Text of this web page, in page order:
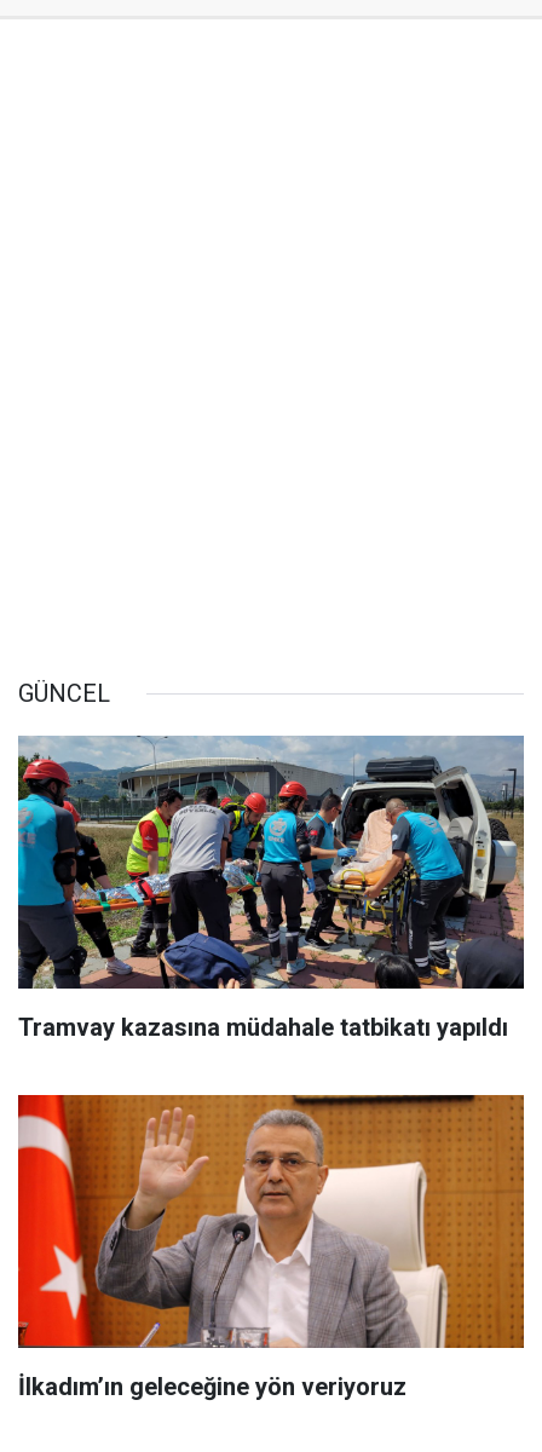
GÜNCEL
Tramvay kazasına müdahale tatbikatı yapıldı
İlkadım’ın geleceğine yön veriyoruz